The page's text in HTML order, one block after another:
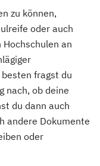
zu können,
oder auch
Hochschulen an
fragst du
nach, ob deine
du dann auch
andere Dokumente
oder